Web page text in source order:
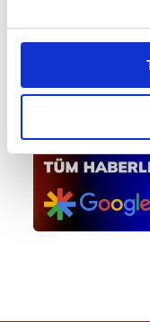
Bu çerezlere izin
daha iyi reklam
amacımızın size
olduğunu ve sizlere
elimizden gelen
reklamların
kalemimiz olduğunu
Her halükârda,